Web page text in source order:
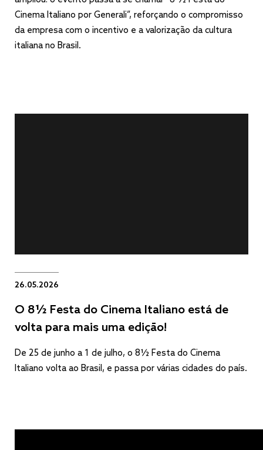
Cinema Italiano por Generali”, reforçando o compromisso
da empresa com o incentivo e a valorização da cultura
italiana no Brasil.
26.05.2026
O 8½ Festa do Cinema Italiano está de
volta para mais uma edição!
De 25 de junho a 1 de julho, o 8½ Festa do Cinema
Italiano volta ao Brasil, e passa por várias cidades do país.